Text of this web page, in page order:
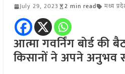
July 29, 2023 2 min read मध्य
आत्मा गवर्निंग बोर्ड की
किसानों ने अपने अनुभव